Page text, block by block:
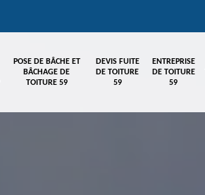
POSE DE BÂCHE ET
BÂCHAGE DE
TOITURE 59
DEVIS FUITE
DE TOITURE
59
ENTREPRISE
DE TOITURE
59